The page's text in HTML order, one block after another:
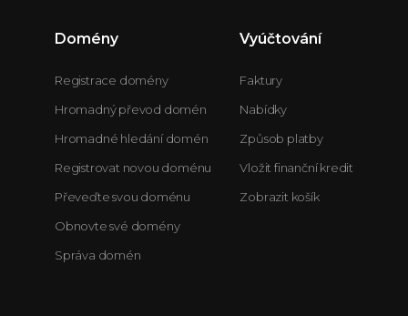
Domény
Registrace domény
Hromadný převod domén
Hromadné hledání domén
Registrovat novou doménu
Převeďte svou doménu
Obnovte své domény
Správa domén
Vyúčtování
Faktury
Nabídky
Způsob platby
Vložit finanční kredit
Zobrazit košík